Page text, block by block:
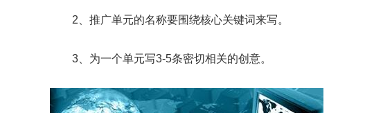
2、推广单元的名称要围绕核心关键词来写。
3、为一个单元写3-5条密切相关的创意。